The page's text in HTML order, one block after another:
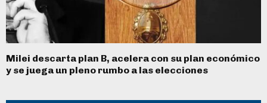
Milei descarta plan B, acelera con su plan económico
y se juega un pleno rumbo a las elecciones